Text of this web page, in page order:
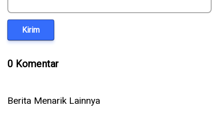
Kirim
0 Komentar
Berita Menarik Lainnya